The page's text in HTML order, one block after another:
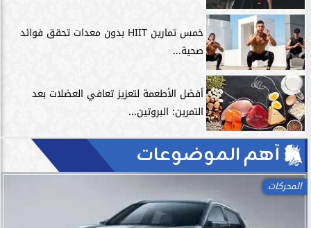
خمس تمارين HIIT بدون معدات تحقق فوائد
صحية...
أفضل الأطعمة لتعزيز تعافي العضلات بعد
التمرين: البروتين...
آهم الموضوعات
المحركات